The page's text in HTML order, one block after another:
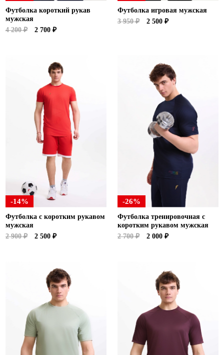
Футболка короткий рукав
мужская
4 200 ₽
2 700 ₽
Футболка игровая мужская
3 950 ₽
2 500 ₽
-14%
Футболка с коротким рукавом
мужская
2 900 ₽
2 500 ₽
-26%
Футболка тренировочная с
коротким рукавом мужская
2 700 ₽
2 000 ₽